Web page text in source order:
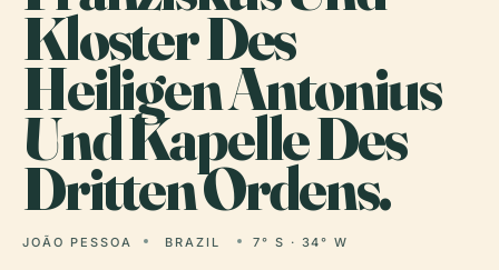
Kloster Des
Heiligen Antonius
Und Kapelle Des
Dritten Ordens.
JOÃO PESSOA BRAZIL 7° S · 34° W